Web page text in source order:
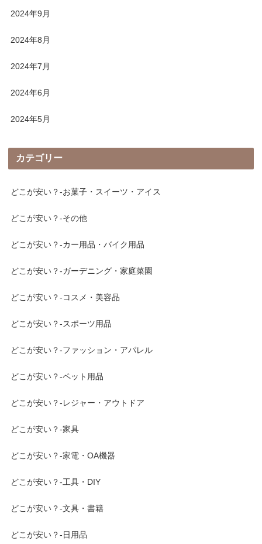
2024年9月
2024年8月
2024年7月
2024年6月
2024年5月
カテゴリー
どこが安い？-お菓子・スイーツ・アイス
どこが安い？-その他
どこが安い？-カー用品・バイク用品
どこが安い？-ガーデニング・家庭菜園
どこが安い？-コスメ・美容品
どこが安い？-スポーツ用品
どこが安い？-ファッション・アパレル
どこが安い？-ペット用品
どこが安い？-レジャー・アウトドア
どこが安い？-家具
どこが安い？-家電・OA機器
どこが安い？-工具・DIY
どこが安い？-文具・書籍
どこが安い？-日用品